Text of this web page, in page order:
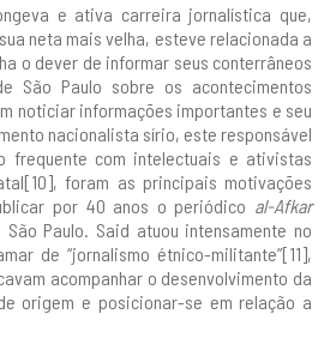
e ativa carreira jornalística que,
neta mais velha, esteve relacionada a
o dever de informar seus conterrâneos
São Paulo sobre os acontecimentos
noticiar informações importantes e seu
nacionalista sírio, este responsável
frequente com intelectuais e ativistas
foram as principais motivações
por 40 anos o periódico al-Afkar
São Paulo. Said atuou intensamente no
de “jornalismo étnico-militante”[11],
acompanhar o desenvolvimento da
origem e posicionar-se em relação a